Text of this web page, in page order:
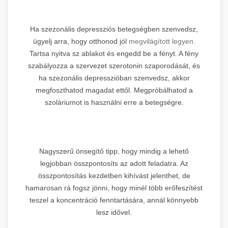
Ha szezonális depressziós betegségben szenvedsz,
ügyelj arra, hogy otthonod jól megvilágított legyen.
Tartsa nyitva sz ablakot és engedd be a fényt. A fény
szabályozza a szervezet szerotonin szaporodását, és
ha szezonális depresszióban szenvedsz, akkor
megfoszthatod magadat ettől. Megpróbálhatod a
szoláriumot is használni erre a betegségre.
Nagyszerű önsegítő tipp, hogy mindig a lehető
legjobban összpontosíts az adott feladatra. Az
összpontosítás kezdetben kihívást jelenthet, de
hamarosan rá fogsz jönni, hogy minél több erőfeszítést
teszel a koncentráció fenntartására, annál könnyebb
lesz idővel.